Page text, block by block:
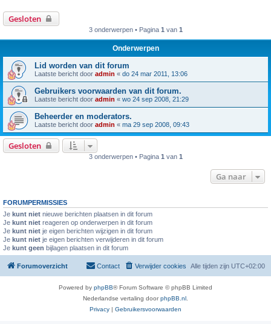
Gesloten
3 onderwerpen • Pagina 1 van 1
Onderwerpen
Lid worden van dit forum
Laatste bericht door admin « do 24 mar 2011, 13:06
Gebruikers voorwaarden van dit forum.
Laatste bericht door admin « wo 24 sep 2008, 21:29
Beheerder en moderators.
Laatste bericht door admin « ma 29 sep 2008, 09:43
Gesloten
3 onderwerpen • Pagina 1 van 1
Ga naar
FORUMPERMISSIES
Je kunt niet nieuwe berichten plaatsen in dit forum
Je kunt niet reageren op onderwerpen in dit forum
Je kunt niet je eigen berichten wijzigen in dit forum
Je kunt niet je eigen berichten verwijderen in dit forum
Je kunt geen bijlagen plaatsen in dit forum
Forumoverzicht Alle tijden zijn UTC+02:00
Verwijder cookies
Contact
Powered by phpBB® Forum Software © phpBB Limited
Nederlandse vertaling doorphpBB.nl
Privacy | Gebruikersvoorwaarden